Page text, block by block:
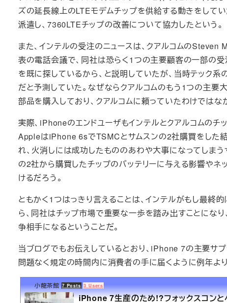
ズの延長線上のLTEモデムチップを供給する動きをして
派遣し、7360LTEチップの改善について協力したという。
また、インテルの受注のニュースは、クアルコムの
表の電話会議で、同社は恐らく1つの主要顧客の一部の
を既に探しているから、と説明していたが、当時テック
だと予測していた。なぜならクアルコムのもう1つの主要
部品を購入しており、クアルコムに頼っていたわけでは
実際、iPhoneのエンドユーザもインテルとクアルコムの
AppleはiPhone 6sでTSMCとサムスンの2社購買をした
れ、火消しには成功したもののあわや大事になってしま
の2社から購買したチップのバッテリーに与える影響や
けるだろう。
ともかく1つはっきり言えることは、インテルがもし最終
ら、同社はチップ市場で重要な一歩を踏み出すことにな
争相手になるということだ。
当ブログでもお伝えしているとおり、iPhone 7の主要サ
問題なく規定の時間内に消費者の手に届くように例年よ
小龍茶館 7 Posts 3 Users
iPhone 7生産のため!?フォックスコンと